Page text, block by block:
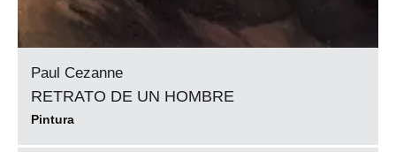
Paul Cezanne
RETRATO DE UN HOMBRE
Pintura